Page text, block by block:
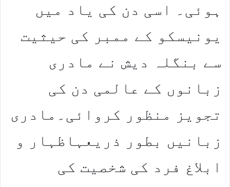
ہوئی۔ اسی دن کی یاد میں
یونیسکو کے ممبر کی حیثیت
سے بنگلہ دیش نے مادری
زبانوں کے عالمی دن کی
تجویز منظور کروائی۔مادری
زبانیں بطور ذریعہاظہار و
ابلاغ فرد کی شخصیت کی